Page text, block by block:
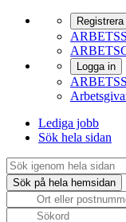
Logga in
Lediga jobb
Sök hela sidan